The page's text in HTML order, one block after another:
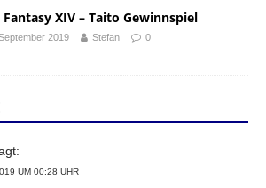
Fantasy XIV – Taito Gewinnspiel
2019 Stefan 0
UM 00:28 UHR